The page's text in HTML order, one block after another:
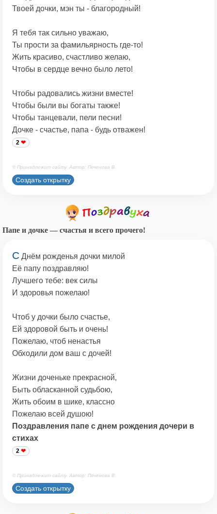
Твоей дочки, мэн ты - благородный!
Я тебя так сильно уважаю,
Ты прости за фамильярность где-то!
Жить красиво, счастливо желаю,
Чтобы в сердце вечно было лето!
Чтобы радовались жизни вместе!
Чтобы были вы богаты также!
Чтобы танцевали, пели песни!
Дочке - счастье, папа - будь отважен!
2
© Принадлежит сайту. Автор: Печенова В.
Создать открытку
Папе и дочке — счастья и всего прочего!
С Днём рожденья дочки милой
Её папу поздравляю!
Лучшего тебе: век силы
И здоровья пожелаю!
Чтоб у дочки было счастье,
Ей здоровой быть и очень!
Пожелаю, чтоб ненастья
Обходили дом ваш с дочей!
Жизни доченьке прекрасной,
Быть обласканной судьбою,
Жить обоим в шике, классно
Пожелаю всей душою!
Поздравления папе с днем рождения дочери в
стихах
2
© Принадлежит сайту. Автор: Печенова В.
Создать открытку